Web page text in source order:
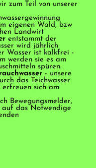
zum Teil von unserer
eigenen Wald, bzw
Landwirt
entstammt der
wird jährlich
Wasser ist kalkfrei -
werden sie es am
spüren.
- unsere
das Teichwasser
erfreuen sich am
Bewegungsmelder,
auf das Notwendige